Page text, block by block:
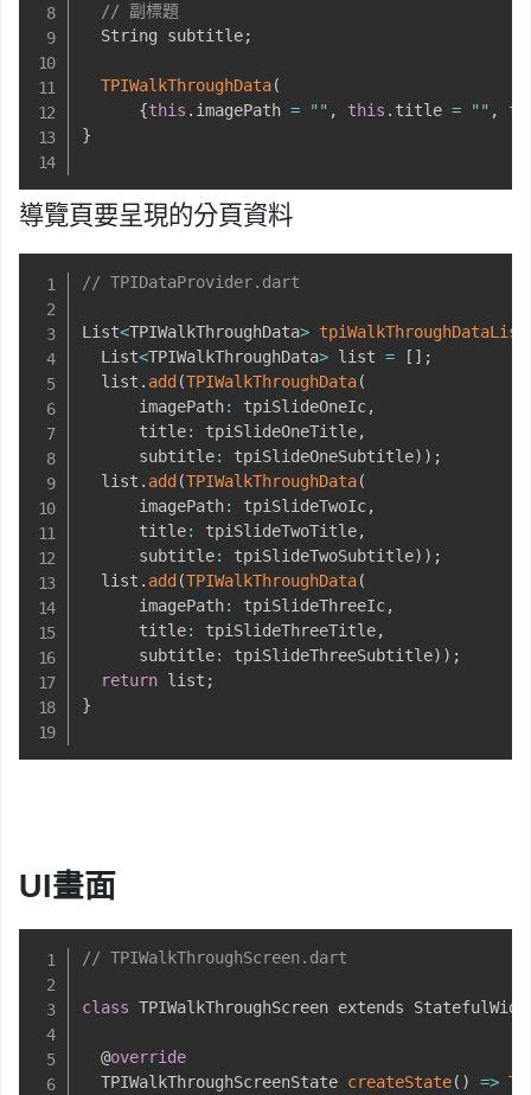
// 副標題
  String subtitle
;
TPIWalkThroughData(
{this . imagePath = "" , this . title = "" ,
}
導覽頁要呈現的分頁資料
// TPIDataProvider.dart
List<TPIWalkThroughData> tpiWalkThroughDataList
  List
<TPIWalkThroughData> list = [ ] ;
  list
. add (TPIWalkThroughData(
      imagePath
: tpiSlideOneIc,
      title
: tpiSlideOneTitle,
      subtitle
: tpiSlideOneSubtitle) ) ;
  list
. add (TPIWalkThroughData(
      imagePath
: tpiSlideTwoIc,
      title
: tpiSlideTwoTitle,
      subtitle
: tpiSlideTwoSubtitle) ) ;
  list
. add (TPIWalkThroughData(
      imagePath
: tpiSlideThreeIc,
      title
: tpiSlideThreeTitle,
      subtitle
: tpiSlideThreeSubtitle) ) ;
return list ;
}
UI畫面
// TPIWalkThroughScreen.dart
class TPIWalkThroughScreen extends
  @
override
  TPIWalkThroughScreenState
createState( ) =>